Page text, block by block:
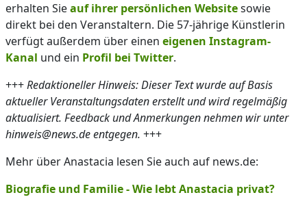
erhalten Sieauf ihrer persönlichen Websitesowie
direkt bei den Veranstaltern. Die 57-jährige Künstlerin
verfügt außerdem über einen eigenen Instagram-
Kanal und ein Profil bei Twitter.
+++Redaktioneller Hinweis: Dieser Text wurde auf Basis
aktueller Veranstaltungsdaten erstellt und wird regelmäßig
aktualisiert. Feedback und Anmerkungen nehmen wir unter
hinweis@news.de entgegen. +++
Mehr über Anastacia lesen Sie auch auf news.de:
Biografie und Familie - Wie lebt Anastacia privat?